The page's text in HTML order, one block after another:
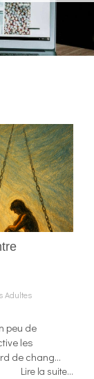
Adultes
peu de
les
de chang...
Lire la suite...